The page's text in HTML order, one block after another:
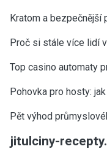
Kratom a bezpečnější
Proč si stále více lidí
Top casino automaty
Pohovka pro hosty:
Pět výhod
jitulciny-